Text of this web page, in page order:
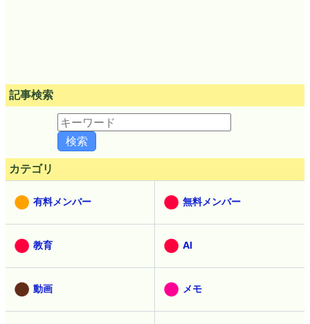
記事検索
カテゴリ
有料メンバー 無料メンバー
教育 AI
動画 メモ